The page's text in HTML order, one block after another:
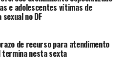
pela Sabesp e um dos
do lixo urbano, está
da população no
de recicladores.
desemboca, será
por uma água de melhor
e adolescentes vítimas de
no DF
de recurso para atendimento
termina nesta sexta